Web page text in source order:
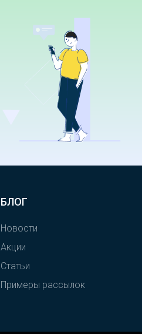
БЛОГ
Новости
Акции
Статьи
Примеры рассылок